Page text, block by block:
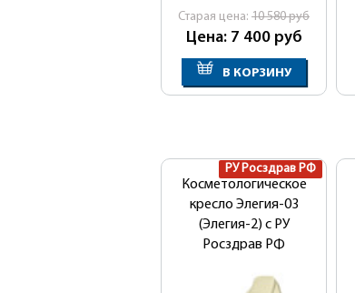
Cтарая цена: 10 580руб
Цена: 7 400 руб
В КОРЗИНУ
РУ Росздрав РФ
Косметологическое
кресло Элегия-03
(Элегия-2) с РУ
Росздрав РФ
мотора)